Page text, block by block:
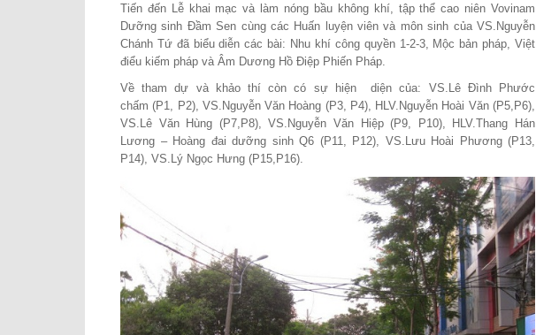
Tiến đến Lễ khai mạc và làm nóng bầu không khí, tập thể cao niên Vovinam
Dưỡng sinh Đầm Sen cùng các Huấn luyện viên và môn sinh của VS.Nguyễn
Chánh Tứ đã biểu diễn các bài: Nhu khí công quyền 1-2-3, Mộc bản pháp, Việt
điểu kiếm pháp và Âm Dương Hồ Điệp Phiến Pháp.
Về tham dự và khảo thí còn có sự hiện diện của: VS.Lê Đình Phước
chấm (P1, P2), VS.Nguyễn Văn Hoàng (P3, P4), HLV.Nguyễn Hoài Văn (P5,P6),
VS.Lê Văn Hùng (P7,P8), VS.Nguyễn Văn Hiệp (P9, P10), HLV.Thang Hán
Lương – Hoàng đai dưỡng sinh Q6 (P11, P12), VS.Lưu Hoài Phương (P13,
P14), VS.Lý Ngọc Hưng (P15,P16).